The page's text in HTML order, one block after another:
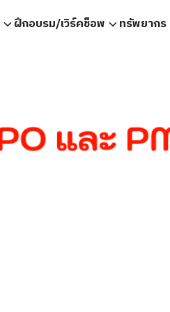
ฝึกอบรม/เวิร์คช็อพ ทรัพยากร